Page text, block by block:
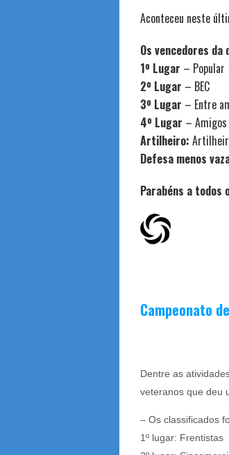
Aconteceu neste
Os vencedores
1º Lugar – Popular
2º Lugar – BEC
3º Lugar – Entre
4º Lugar – Amigos
Artilheiro:
Defesa menos
Parabéns a
Campeonato
Dentre as
veteranos que deu
– Os classificados
1º lugar: Frentistas